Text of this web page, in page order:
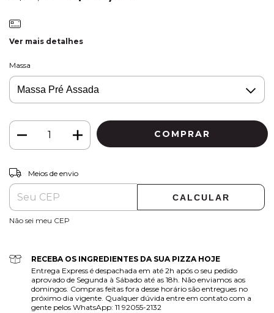
Ver mais detalhes
Massa
Entregas para o CEP:
Meios de envio
CALCULAR
Não sei meu CEP
RECEBA OS INGREDIENTES DA SUA PIZZA HOJE
Entrega Express é despachada em até 2h após o seu pedido
aprovado de Segunda à Sábado até as 18h. Não enviamos aos
domingos. Compras feitas fora desse horário são entregues no
próximo dia vigente. Qualquer dúvida entre em contato com a
gente pelos WhatsApp: 11 92055-2132